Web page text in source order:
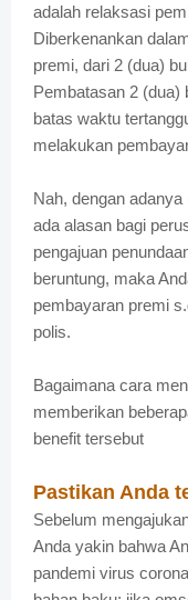
adalah relaksasi
Diberkenankan
premi, dari 2 (dua)
Pembatasan 2 (dua)
batas waktu
melakukan
Nah, dengan
ada alasan bagi
pengajuan
beruntung, maka
pembayaran premi
polis.
Bagaimana cara
memberikan
benefit tersebut
Pastikan Anda
Sebelum
Anda yakin bahwa
pandemi virus